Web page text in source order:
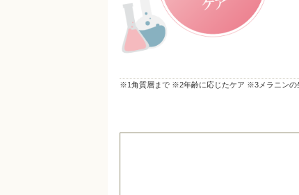
※1角質層まで ※2年齢に応じたケア ※3メラニンの